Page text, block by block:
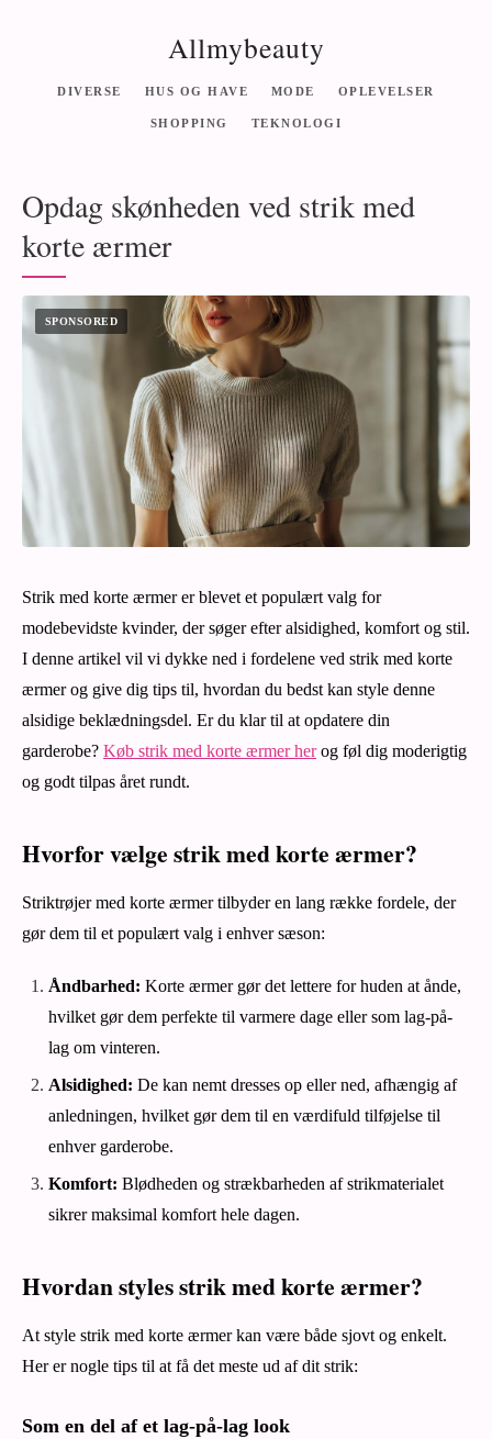
Allmybeauty
DIVERSE HUS OG HAVE MODE OPLEVELSER
SHOPPING TEKNOLOGI
Opdag skønheden ved strik med
korte ærmer
Strik med korte ærmer er blevet et populært valg for
modebevidste kvinder, der søger efter alsidighed, komfort og stil.
I denne artikel vil vi dykke ned i fordelene ved strik med korte
ærmer og give dig tips til, hvordan du bedst kan style denne
alsidige beklædningsdel. Er du klar til at opdatere din
garderobe? Køb strik med korte ærmer herog føl dig moderigtig
og godt tilpas året rundt.
Hvorfor vælge strik med korte ærmer?
Striktrøjer med korte ærmer tilbyder en lang række fordele, der
gør dem til et populært valg i enhver sæson:
Åndbarhed: Korte ærmer gør det lettere for huden at ånde,
hvilket gør dem perfekte til varmere dage eller som lag-på-
lag om vinteren.
Alsidighed: De kan nemt dresses op eller ned, afhængig af
anledningen, hvilket gør dem til en værdifuld tilføjelse til
enhver garderobe.
Komfort: Blødheden og strækbarheden af strikmaterialet
sikrer maksimal komfort hele dagen.
Hvordan styles strik med korte ærmer?
At style strik med korte ærmer kan være både sjovt og enkelt.
Her er nogle tips til at få det meste ud af dit strik:
Som en del af et lag-på-lag look